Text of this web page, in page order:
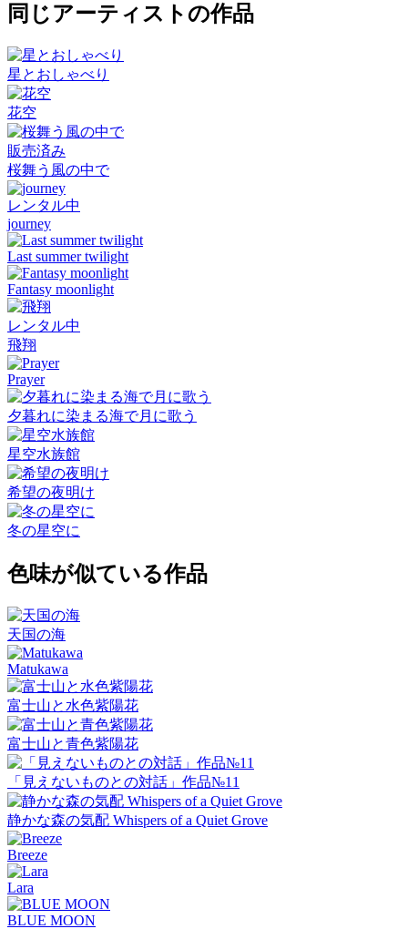
同じアーティストの作品
星とおしゃべり
花空
販売済み
桜舞う風の中で
レンタル中
journey
Last summer twilight
Fantasy moonlight
レンタル中
飛翔
Prayer
夕暮れに染まる海で月に歌う
星空水族館
希望の夜明け
冬の星空に
色味が似ている作品
天国の海
Matukawa
富士山と水色紫陽花
富士山と青色紫陽花
「見えないものとの対話」作品№11
静かな森の気配 Whispers of a Quiet Grove
Breeze
Lara
BLUE MOON